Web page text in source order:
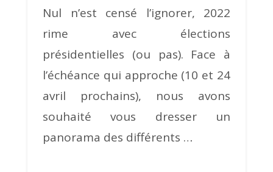
Nul n’est censé l’ignorer, 2022
rime avec élections
présidentielles (ou pas). Face à
l’échéance qui approche (10 et 24
avril prochains), nous avons
souhaité vous dresser un
panorama des différents …